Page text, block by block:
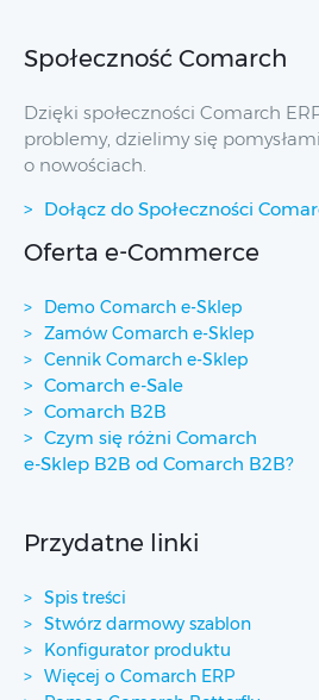
Społeczność Comarch
Dzięki społeczności Comarch
problemy, dzielimy się
o nowościach.
Dołącz do Społeczności
Oferta e-Commerce
Demo Comarch e-Sklep
Zamów Comarch e-Sklep
Cennik Comarch e-Sklep
Comarch e-Sale
Comarch B2B
Czym się różni Comarch
e-Sklep B2B od Comarch B2B?
Przydatne linki
Spis treści
Stwórz darmowy szablon
Konfigurator produktu
Więcej o Comarch ERP